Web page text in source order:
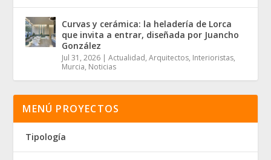
Curvas y cerámica: la heladería de Lorca
que invita a entrar, diseñada por Juancho
González
Jul 31, 2026 |Actualidad,Arquitectos, Interioristas,
Murcia, Noticias
MENÚ PROYECTOS
Tipología